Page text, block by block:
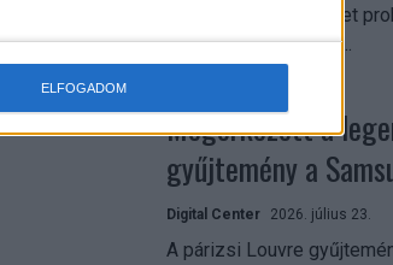
ELFOGADOM
különösen ott jelenthet
üzleti információkkal...
Megérkezett a
gyűjtemény a
Digital Center 2026. július 23.
A párizsi Louvre